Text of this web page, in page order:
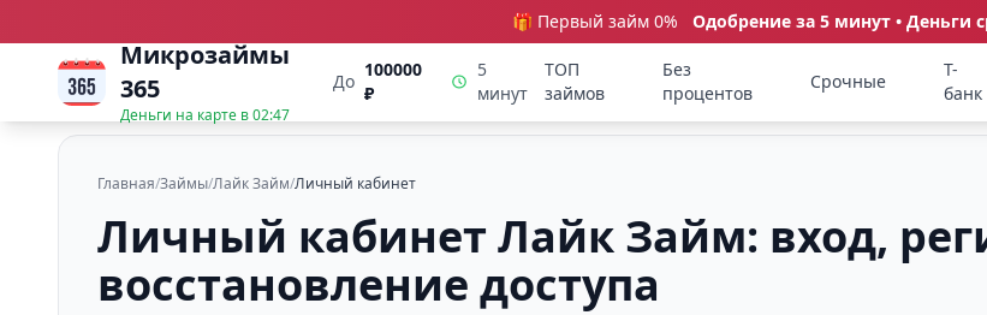
🎁 Первый займ 0% Одобрение за 5 минут • Деньги
Микрозаймы
365
Деньги на карте в02:47
До
100000
₽
5
минут
ТОП
займов
Без
процентов
Срочные
Т-
банк
Главная/Займы/Лайк Займ/Личный кабинет
Личный кабинет Лайк Займ: вход,
восстановление доступа